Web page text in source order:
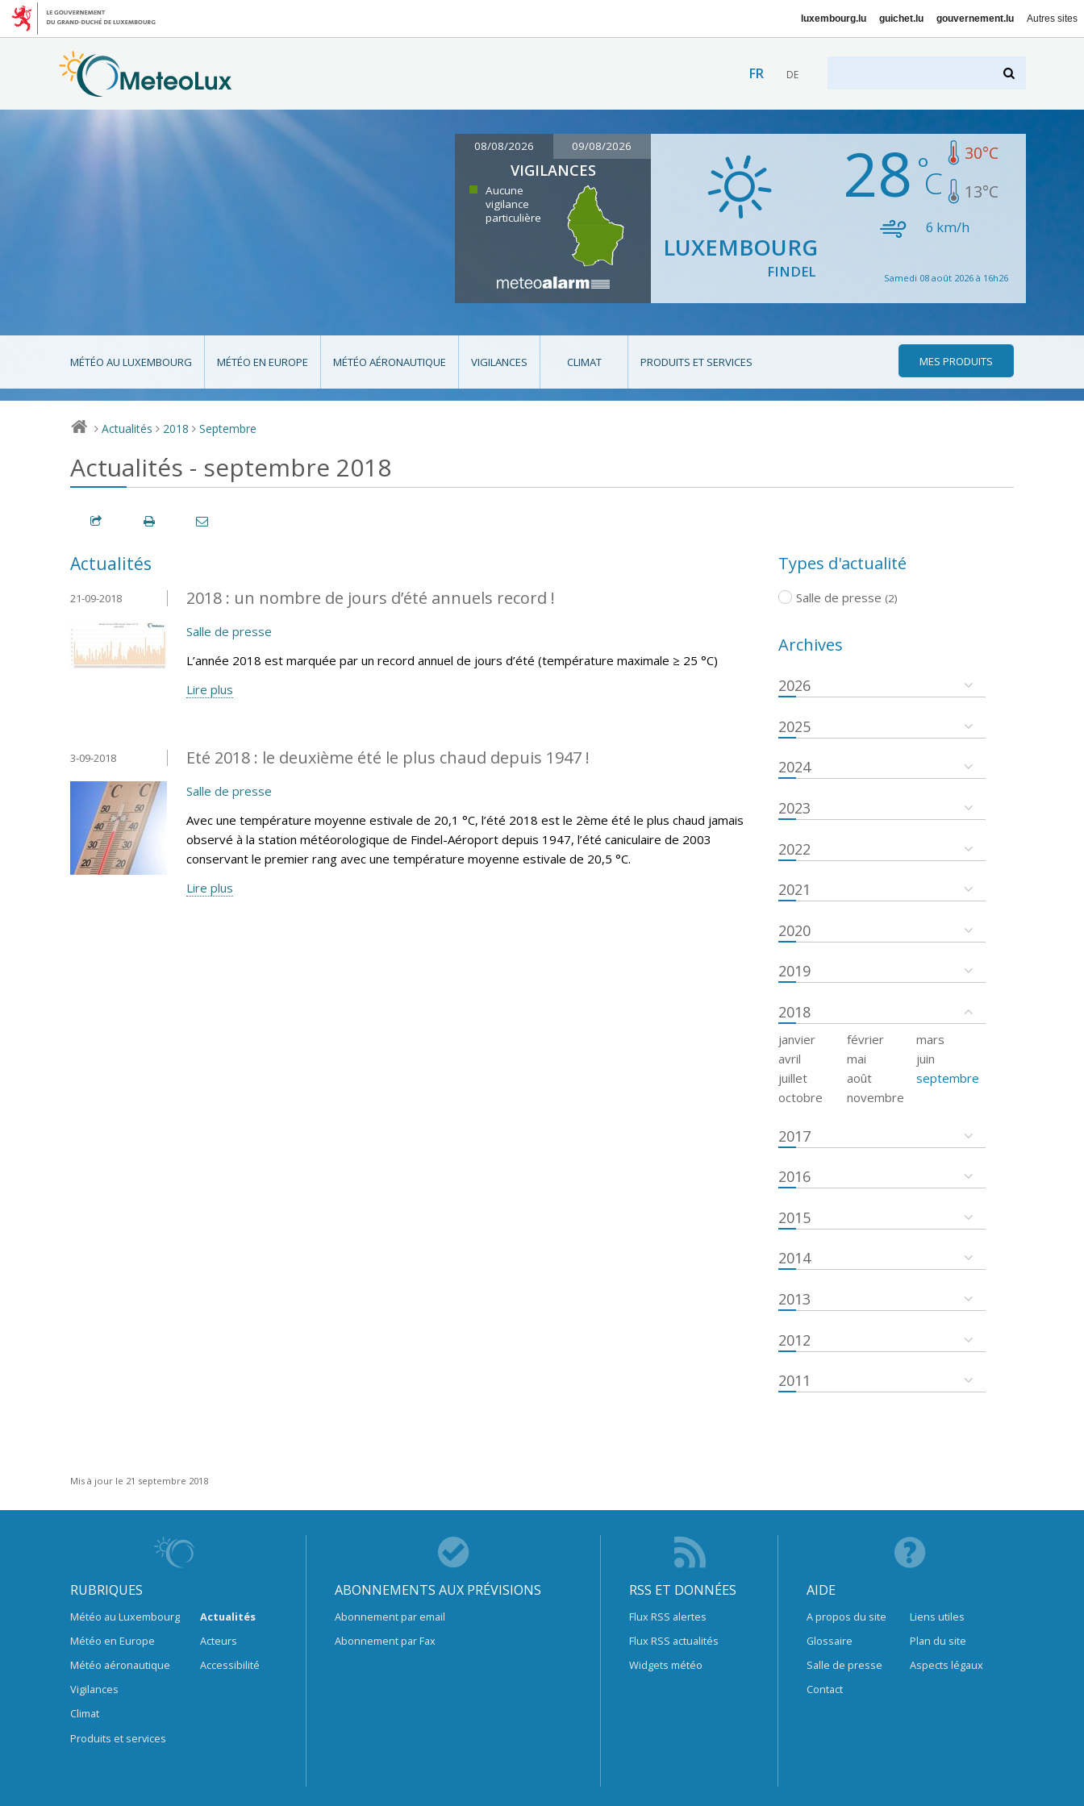
luxembourg.lu guichet.lu gouvernement.lu Autres sites
FR DE
08/08/2026 09/08/2026
VIGILANCES
Aucune
vigilance
particulière
LUXEMBOURG
FINDEL
28 30°C
13°C
6 km/h
Samedi 08 août 2026 à 16h26
MÉTÉO AU LUXEMBOURG MÉTÉO EN EUROPE MÉTÉO AÉRONAUTIQUE VIGILANCES CLIMAT PRODUITS ET SERVICES MES PRODUITS
> Actualités > 2018 > Septembre
Actualités - septembre 2018
Actualités
2018 : un nombre de jours d’été annuels record !
21-09-2018
Salle de presse
L’année 2018 est marquée par un record annuel de jours d’été (température maximale ≥ 25 °C)
Lire plus
Eté 2018 : le deuxième été le plus chaud depuis 1947 !
3-09-2018
Salle de presse
Avec une température moyenne estivale de 20,1 °C, l’été 2018 est le 2ème été le plus chaud jamais
observé à la station météorologique de Findel-Aéroport depuis 1947, l’été caniculaire de 2003
conservant le premier rang avec une température moyenne estivale de 20,5 °C.
Lire plus
Types d'actualité
Salle de presse (2)
Archives
2026
2025
2024
2023
2022
2021
2020
2019
2018
janvier février
mars
avril
mai
juin
juillet
août
septembre
octobre
novembre
2017
2016
2015
2014
2013
2012
2011
Mis à jour le 21 septembre 2018
RUBRIQUES
Météo au Luxembourg
Météo en Europe
Météo aéronautique
Vigilances
Climat
Produits et services
Actualités
Acteurs
Accessibilité
ABONNEMENTS AUX PRÉVISIONS
Abonnement par email
Abonnement par Fax
RSS ET DONNÉES
Flux RSS alertes
Flux RSS actualités
Widgets météo
AIDE
A propos du site
Glossaire
Salle de presse
Contact
Liens utiles
Plan du site
Aspects légaux